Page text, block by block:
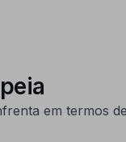
em termos